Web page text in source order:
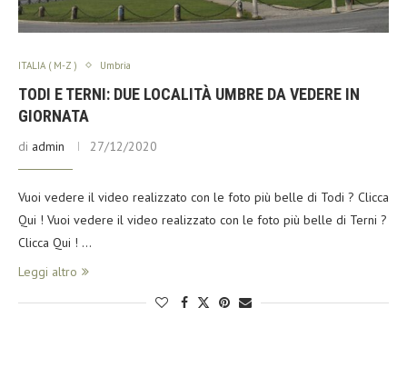
ITALIA ( M-Z ) Umbria
TODI E TERNI: DUE LOCALITÀ UMBRE DA VEDERE IN
GIORNATA
di admin 27/12/2020
Vuoi vedere il video realizzato con le foto più belle di Todi ? Clicca
Qui ! Vuoi vedere il video realizzato con le foto più belle di Terni ?
Clicca Qui ! …
Leggi altro